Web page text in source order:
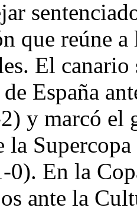
que reúne a
El canario
de España
y marcó el
la
0). En la
ante la